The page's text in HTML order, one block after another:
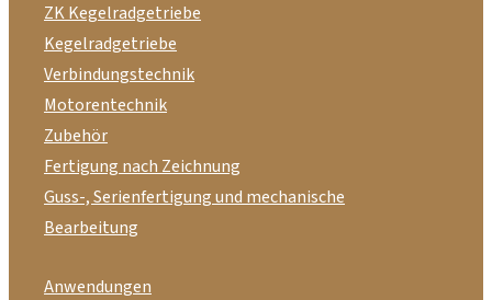
ZK Kegelradgetriebe
Kegelradgetriebe
Verbindungstechnik
Motorentechnik
Zubehör
Fertigung nach Zeichnung
Guss-, Serienfertigung und mechanische
Bearbeitung
Anwendungen